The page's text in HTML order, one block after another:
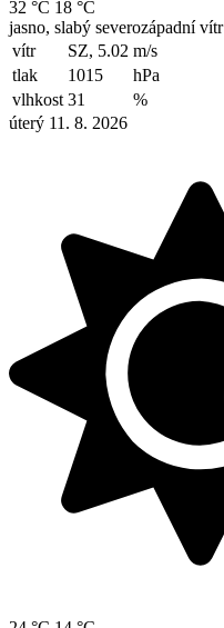
32 °C 18 °C
jasno, slabý severozápadní vítr
vítr
SZ, 5.02 m/s
tlak
1015
hPa
vlhkost 31
%
úterý 11. 8. 2026